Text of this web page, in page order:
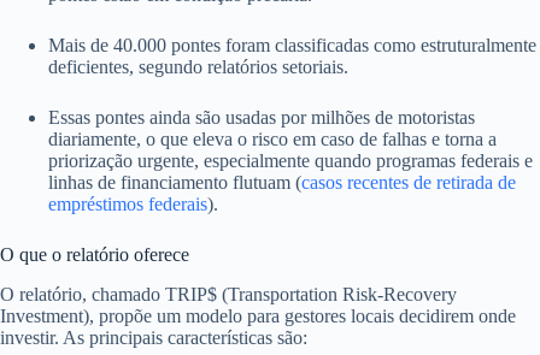
Mais de 40.000 pontes foram classificadas como estruturalmente
deficientes, segundo relatórios setoriais.
Essas pontes ainda são usadas por milhões de motoristas
diariamente, o que eleva o risco em caso de falhas e torna a
priorização urgente, especialmente quando programas federais e
linhas de financiamento flutuam (casos recentes de retirada de
empréstimos federais).
O que o relatório oferece
O relatório, chamado TRIP$ (Transportation Risk-Recovery
Investment), propõe um modelo para gestores locais decidirem onde
investir. As principais características são: